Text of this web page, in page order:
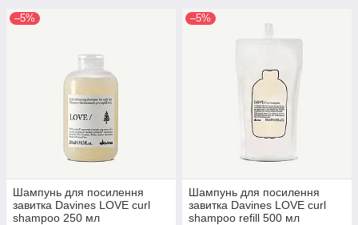
–5%
Шампунь для посилення
завитка Davines LOVE curl
shampoo 250 мл
–5%
Шампунь для посилення
завитка Davines LOVE curl
shampoo refill 500 мл